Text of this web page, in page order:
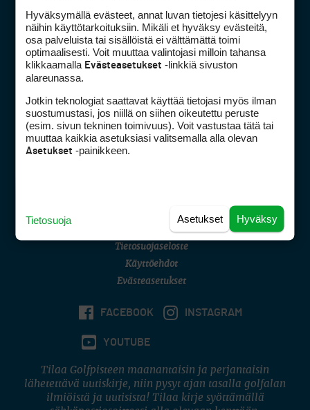
Golfpiste mediakortti
Golfpisteen yhteystiedot
DSA avoimuusraportti
Asiakaspalvelu
(digi) digi@otavamedia.fi
Tietosuojaseloste
Käyttöehdot
Evästeasetukset
FACEBOOK INSTAGRAM
YOUTUBE
Tilaa Golfpisteen maanantaisin ja perjantaisin
lähetettävä uutiskirje, niin pysyt ajan tasalla golfalan
ilmiöistä ja uutisista! Tilaa kirje syöttämällä
Hyväksymällä evästeet, annat luvan tietojesi käsittelyyn
näihin käyttötarkoituksiin. Mikäli et hyväksy evästeitä,
osa palveluista tai sisällöistä ei välttämättä toimi
optimaalisesti. Voit muuttaa valintojasi milloin tahansa
klikkaamalla Evästeasetukset -linkkiä sivuston
alareunassa.
Jotkin teknologiat saattavat käyttää tietojasi myös ilman
suostumustasi, jos niillä on siihen oikeutettu peruste
(esim. sivun tekninen toimivuus). Voit vastustaa tätä tai
muuttaa kaikkia asetuksiasi valitsemalla alla olevan
Asetukset -painikkeen.
Hyväksy
Asetukset
Tietosuoja